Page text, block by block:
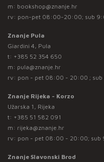
m: bookshop@znanje.hr
rv: pon-pet 08:00-20:00; sub
Znanje Pula
Giardini 4, Pula
t: +385 52 354 650
m: pula@znanje.hr
rv: pon - pet 08:00 - 20:00 ;
Znanje Rijeka - Korzo
Užarska 1, Rijeka
t: +385 51 582 091
m: rijeka@znanje.hr
rv: pon - pet 08:00 - 20:00; sub
Znanje Slavonski Brod